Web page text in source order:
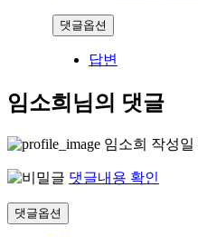
댓글옵션
답변
임소희님의 댓글
임소희 작성일
댓글내용 확인
댓글옵션